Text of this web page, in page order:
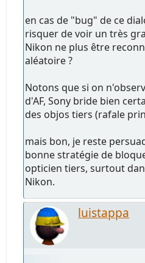
en cas de "bug" de ce
risquer de voir un très
Nikon ne plus être
aléatoire ?
Notons que si on
d'AF, Sony bride bien
des objos tiers (rafale
mais bon, je reste
bonne stratégie de
opticien tiers, surtout
Nikon.
luistappa